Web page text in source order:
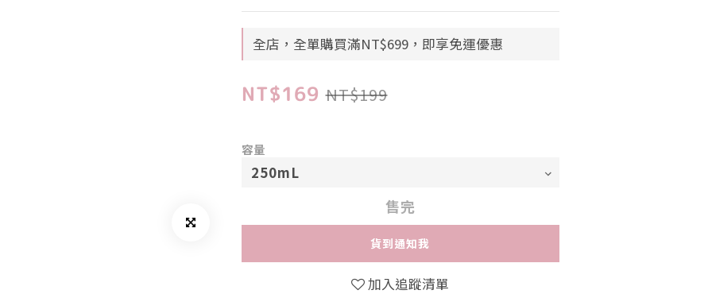
全店，全單購買滿NT$699，即享免運優惠
NT$169 NT$199
容量
售完
貨到通知我
加入追蹤清單